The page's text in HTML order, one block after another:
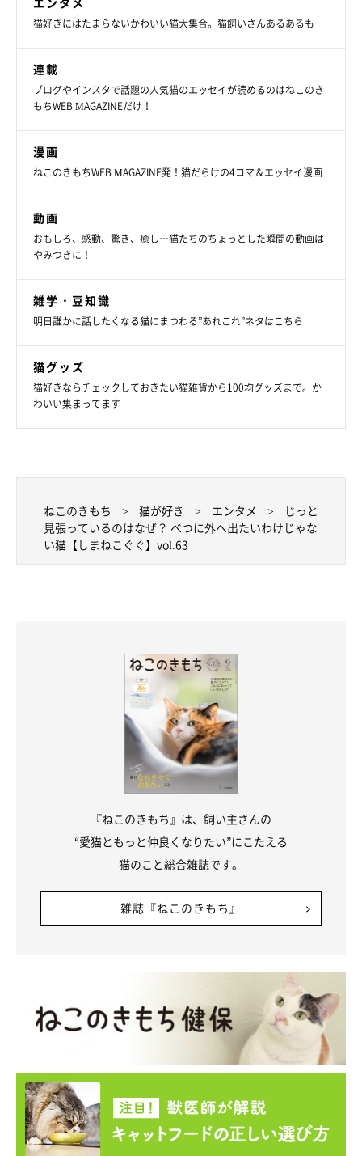
猫好きにはたまらないかわいい猫大集合。猫飼いさんあるあるも
連載
ブログやインスタで話題の人気猫のエッセイが読めるのはねこのき
もちWEB MAGAZINEだけ！
漫画
ねこのきもちWEB MAGAZINE発！猫だらけの4コマ＆エッセイ漫画
動画
おもしろ、感動、驚き、癒し…猫たちのちょっとした瞬間の動画は
やみつきに！
雑学・豆知識
明日誰かに話したくなる猫にまつわる”あれこれ”ネタはこちら
猫グッズ
猫好きならチェックしておきたい猫雑貨から100均グッズまで。か
わいい集まってます
ねこのきもち 猫が好き エンタメ
じっと
見張っているのはなぜ？ べつに外へ出たいわけじゃな
い猫【しまねこぐぐ】vol.63
『ねこのきもち』は、飼い主さんの
“愛猫ともっと仲良くなりたい”にこたえる
猫のこと総合雑誌です。
雑誌『ねこのきもち』